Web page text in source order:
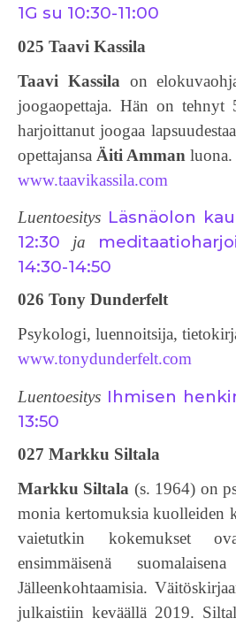
1G su 10:30-11:00
025 Taavi Kassila
Taavi Kassila on
joogaopettaja. Hän on
harjoittanut joogaa
opettajansa Äiti Amman luona.
www.taavikassila.com
Luentoesitys Läsnäolon
12:30 ja
14:30-14:50
026 Tony Dunderfelt
Psykologi, luennoitsija,
www.tonydunderfelt.com
Luentoesitys Ihmisen
13:50
027 Markku Siltala
Markku Siltala (s. 1964) on
monia kertomuksia kuolleiden
vaietutkin kokemukset
ensimmäisenä
Jälleenkohtaamisia.
julkaistiin keväällä 2019.